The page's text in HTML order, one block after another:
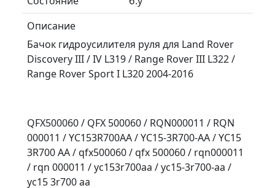
Описание
Бачок гидроусилителя руля для Land Rover
Discovery III / IV L319 / Range Rover III L322 /
Range Rover Sport I L320 2004-2016
QFX500060 / QFX 500060 / RQN000011 / RQN
000011 / YC153R700AA / YC15-3R700-AA / YC15
3R700 AA / qfx500060 / qfx 500060 / rqn000011
/ rqn 000011 / yc153r700aa / yc15-3r700-aa /
yc15 3r700 aa